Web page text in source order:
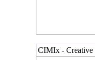
CIMIx - Creative